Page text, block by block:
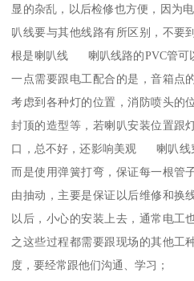
显的杂乱，以后检修也方便，因为
叭线要与其他线路有所区别，不要
根是喇叭线 喇叭线路的PVC管可
一点需要跟电工配合的是，音箱点
考虑到各种灯的位置，消防喷头的
封顶的造型等，若喇叭安装位置跟
口，总不好，还影响美观 喇叭线
而是使用弹簧打弯，保证每一根管
由抽动，主要是保证以后维修和换
以后，小心的安装上去，通常电工
之这些过程都需要跟现场的其他工
度，要经常跟他们沟通、学习；